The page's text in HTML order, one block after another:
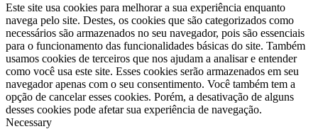
Este site usa cookies para melhorar a sua experiência enquanto
navega pelo site. Destes, os cookies que são categorizados como
necessários são armazenados no seu navegador, pois são essenciais
para o funcionamento das funcionalidades básicas do site. Também
usamos cookies de terceiros que nos ajudam a analisar e entender
como você usa este site. Esses cookies serão armazenados em seu
navegador apenas com o seu consentimento. Você também tem a
opção de cancelar esses cookies. Porém, a desativação de alguns
desses cookies pode afetar sua experiência de navegação.
Necessary